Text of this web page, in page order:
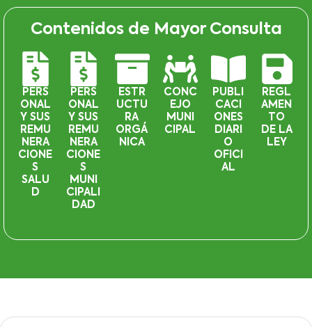
Contenidos de Mayor Consulta
PERS
ONAL
Y SUS
REMU
NERA
CIONE
S
SALU
D
PERS
ONAL
Y SUS
REMU
NERA
CIONE
S
MUNI
CIPALI
DAD
ESTR
UCTU
RA
ORGÁ
NICA
CONC
EJO
MUNI
CIPAL
PUBLI
CACI
ONES
DIARI
O
OFICI
AL
REGL
AMEN
TO
DE LA
LEY